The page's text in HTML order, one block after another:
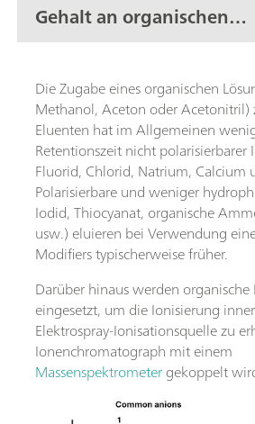
Gehalt an organischen
Lösungsmitteln
(Modifikatoren)
Die Zugabe eines organischen
Methanol, Aceton oder Acetonitril)
Eluenten hat im Allgemeinen
Retentionszeit nicht polarisierbarer
Fluorid, Chlorid, Natrium, Calcium
Polarisierbare und weniger
Iodid, Thiocyanat, organische
usw.) eluieren bei Verwendung
Modifiers typischerweise früher.
Darüber hinaus werden
eingesetzt, um die Ionisierung
Elektrospray-Ionisationsquelle zu
Ionenchromatograph mit einem
Massenspektrometergekoppelt